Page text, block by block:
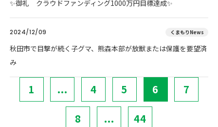
✨御礼 クラウドファンディング1000万円目標達成✨
2024/12/09 くまもりNews
秋田市で目撃が続く子グマ、熊森本部が放獣または保護を要望済
み
1 ... 4 5 6 7
8 ... 44